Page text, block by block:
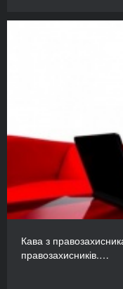
Кава з
правозахисників.…